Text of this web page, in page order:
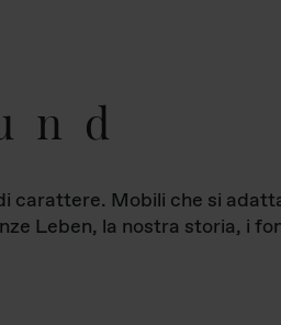
carattere. Mobili che si
Leben, la nostra storia, i